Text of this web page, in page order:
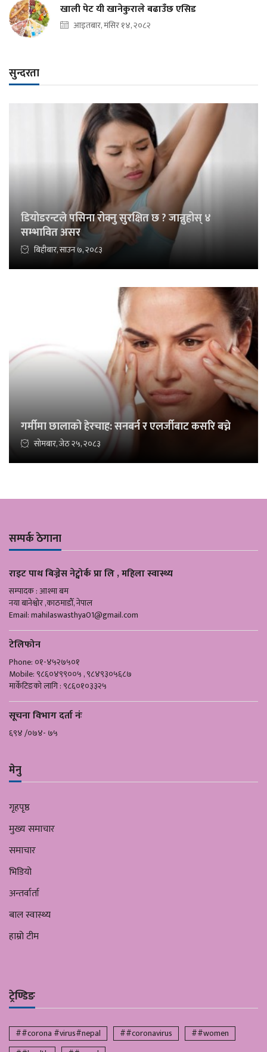
खाली पेट यी खानेकुराले बढाउँछ एसिड
आइतबार, मंसिर १४, २०८२
सुन्दरता
डियोडरन्टले पसिना रोक्नु सुरक्षित छ ? जान्नुहोस् ४
सम्भावित असर
बिहीबार, साउन ७, २०८३
गर्मीमा छालाको हेरचाह: सनबर्न र एलर्जीबाट कसरि बच्ने
सोमबार, जेठ २५, २०८३
सम्पर्क ठेगाना
राइट पाथ बिज्नेस नेट्वोर्क प्रा लि , महिला स्वास्थ्य
सम्पादक : आश्मा बम
नया बानेश्वोर ,काठमाडौँ, नेपाल
Email:mahilaswasthya01@gmail.com
टेलिफोन
Phone: ०१-४५२७५०१
Mobile: ९८६०४९९००५ , ९८४९३०५६८७
मार्केटिङको लागि : ९८६०१०३३२५
सूचना विभाग दर्ता नंः
६९४ /०७४- ७५
मेनु
गृहपृष्ठ
मुख्य समाचार
समाचार
भिडियो
अन्तर्वार्ता
बाल स्वास्थ्य
हाम्रो टीम
ट्रेण्डिङ
##corona #virus#nepal ##coronavirus
##women